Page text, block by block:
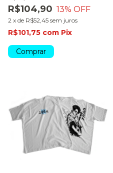
R$104,90 13% OFF
2 x de R$52,45 sem juros
R$101,75 com Pix
Comprar